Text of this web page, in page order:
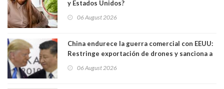
y Estados Unidos?
06 August 2026
China endurece la guerra comercial con EEUU:
Restringe exportación de drones y sanciona a
06 August 2026